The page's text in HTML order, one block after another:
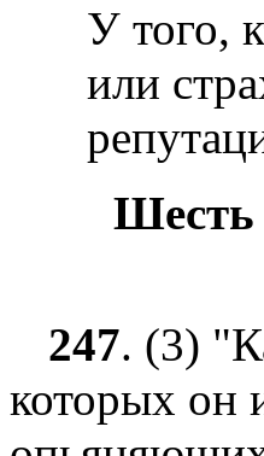
У того,
или
Шесть
247. (3)
которых он